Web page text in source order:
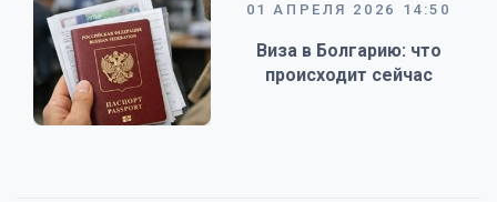
01 АПРЕЛЯ 2026 14:50
Виза в Болгарию: что
происходит сейчас